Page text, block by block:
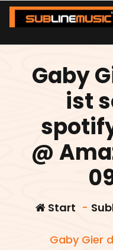
Zum
Inhalt
Gaby
ist
@
Start -
Gaby Gier